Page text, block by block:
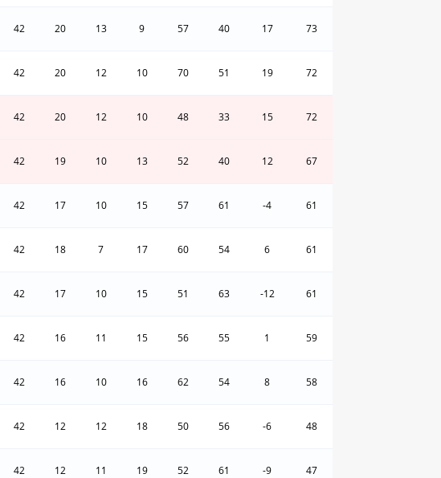
42 20 13 9 57 40 17 73
42 20 12 10 70 51 19 72
42 20 12 10 48 33 15 72
42 19 10 13 52 40 12 67
42 17 10 15 57 61 -4 61
42 18 7 17 60 54 6 61
42 17 10 15 51 63 -12 61
42 16 11 15 56 55 1 59
42 16 10 16 62 54 8 58
42 12 12 18 50 56 -6 48
42 12 11 19 52 61 -9 47